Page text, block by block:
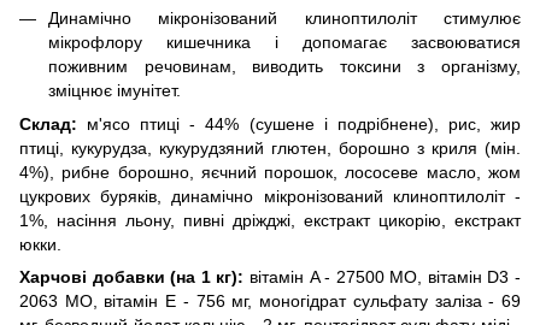
Динамічно мікронізований клиноптилоліт стимулює
мікрофлору кишечника і допомагає засвоюватися
поживним речовинам, виводить токсини з організму,
зміцнює імунітет.
Склад: м'ясо птиці - 44% (сушене і подрібнене), рис, жир
птиці, кукурудза, кукурудзяний глютен, борошно з криля (мін.
4%), рибне борошно, яєчний порошок, лососеве масло, жом
цукрових буряків, динамічно мікронізований клиноптилоліт -
1%, насіння льону, пивні дріжджі, екстракт цикорію, екстракт
юкки.
Харчові добавки (на 1 кг): вітамін A - 27500 МО, вітамін D3 -
2063 МО, вітамін E - 756 мг, моногідрат сульфату заліза - 69